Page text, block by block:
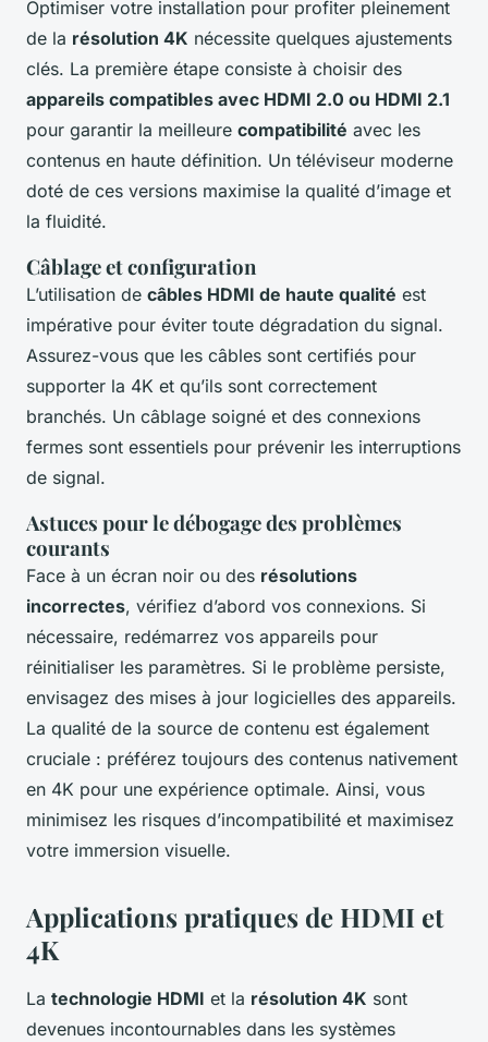
Optimiser votre installation pour profiter pleinement
de la résolution 4K nécessite quelques ajustements
clés. La première étape consiste à choisir des
appareils compatibles avec HDMI 2.0 ou HDMI 2.1
pour garantir la meilleure compatibilité avec les
contenus en haute définition. Un téléviseur moderne
doté de ces versions maximise la qualité d’image et
la fluidité.
Câblage et configuration
L’utilisation de câbles HDMI de haute qualité est
impérative pour éviter toute dégradation du signal.
Assurez-vous que les câbles sont certifiés pour
supporter la 4K et qu’ils sont correctement
branchés. Un câblage soigné et des connexions
fermes sont essentiels pour prévenir les interruptions
de signal.
Astuces pour le débogage des problèmes
courants
Face à un écran noir ou des résolutions
incorrectes, vérifiez d’abord vos connexions. Si
nécessaire, redémarrez vos appareils pour
réinitialiser les paramètres. Si le problème persiste,
envisagez des mises à jour logicielles des appareils.
La qualité de la source de contenu est également
cruciale : préférez toujours des contenus nativement
en 4K pour une expérience optimale. Ainsi, vous
minimisez les risques d’incompatibilité et maximisez
votre immersion visuelle.
Applications pratiques de HDMI et
4K
La technologie HDMI et la résolution 4K sont
devenues incontournables dans les systèmes